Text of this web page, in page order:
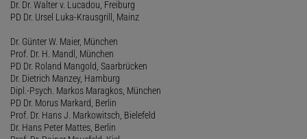
Dr. Dr. Walter v. Lucadou, Freiburg
PD Dr. Ursel Luka-Krausgrill, Mainz
Dr. Günter W. Maier, München
Prof. Dr. H. Mandl, München
PD Dr. Roland Mangold, Saarbrücken
Dr. Dietrich Manzey, Hamburg
Dipl.-Psych. Markos Maragkos, München
PD Dr. Morus Markard, Berlin
Prof. Dr. Hans J. Markowitsch, Bielefeld
Dr. Hans Peter Mattes, Berlin